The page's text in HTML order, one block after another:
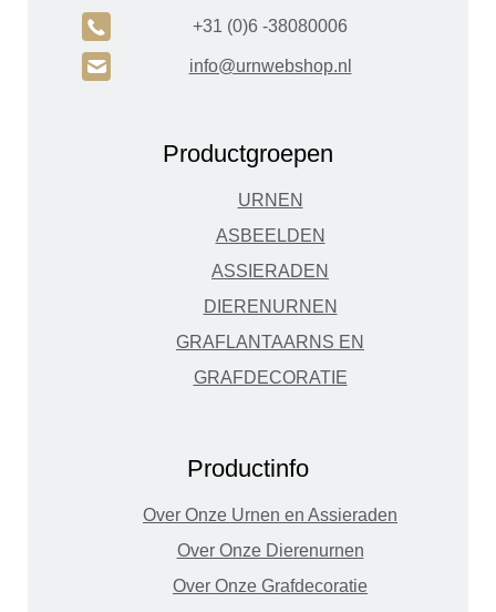
A +31 (0)6 -38080006
H info@urnwebshop.nl
Productgroepen
URNEN
ASBEELDEN
ASSIERADEN
DIERENURNEN
GRAFLANTAARNS EN
GRAFDECORATIE
Productinfo
Over Onze Urnen en Assieraden
Over Onze Dierenurnen
Over Onze Grafdecoratie